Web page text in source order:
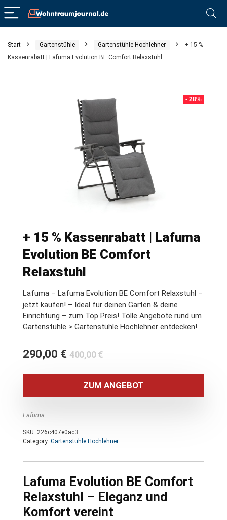
Start Gartenstühle Gartenstühle Hochlehner
+ 15 %
Kassenrabatt | Lafuma Evolution BE Comfort Relaxstuhl
- 28%
+ 15 % Kassenrabatt | Lafuma
Evolution BE Comfort
Relaxstuhl
Lafuma – Lafuma Evolution BE Comfort Relaxstuhl –
jetzt kaufen! – Ideal für deinen Garten & deine
Einrichtung – zum Top Preis! Tolle Angebote rund um
Gartenstühle > Gartenstühle Hochlehner entdecken!
400,00€Ursprünglicher
war:
400,00 €
290,00 €
Aktueller
ist:
290,00 €.
ZUM ANGEBOT
Lafuma
SKU: 226c407e0ac3
Category: Gartenstühle Hochlehner
Lafuma Evolution BE Comfort
Relaxstuhl – Eleganz und
Komfort vereint